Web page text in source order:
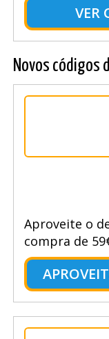
VER
Novos códigos
Aproveite o
compra de